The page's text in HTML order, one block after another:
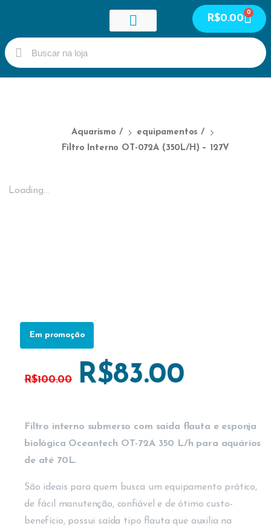
R$0.00
0
Aquarismo / equipamentos /
Filtro Interno OT-072A (350L/H) – 127V
Loading...
Em promoção
R$100.00 R$83.00
Filtro interno submerso com saída flauta e esponja
biológica Oceantech OT-72A 350 L/h para aquários
de até 70L.
São ideais para quem busca um equipamento prático,
de fácil manutenção, confiável e de ótimo custo-
benefício, possui saída tipo flauta que auxilia na